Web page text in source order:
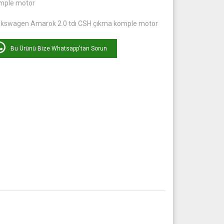
motor
Amarok 2.0 tdı CSH çıkma komple motor
Bu Ürünü Bize Whatsapp'tan Sorun